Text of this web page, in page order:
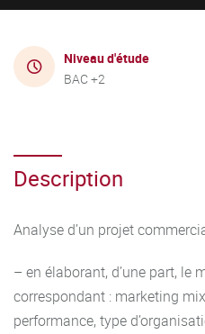
Niveau d'étude
BAC +2
Description
Analyse d’un projet
– en élaborant, d’une part, le
correspondant : marketing
performance, type